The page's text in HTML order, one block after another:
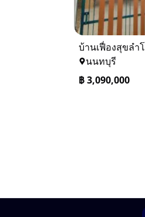
นนทบุรี
฿3,090,000